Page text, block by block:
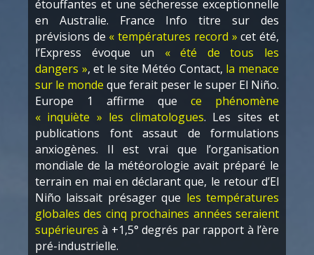
étouffantes et une sécheresse exceptionnelle
en Australie. France Info titre sur des
prévisions de « températures record »cet été,
l’Express évoque un « été de tous les
dangers », et le site Météo Contact, la menace
sur le monde que ferait peser le super El Niño.
Europe 1 affirme que ce phénomène
« inquiète » les climatologues. Les sites et
publications font assaut de formulations
anxiogènes. Il est vrai que l’organisation
mondiale de la météorologie avait préparé le
terrain en mai en déclarant que, le retour d’El
Niño laissait présager que les températures
globales des cinq prochaines années seraient
supérieures à +1,5° degrés par rapport à l’ère
pré-industrielle.